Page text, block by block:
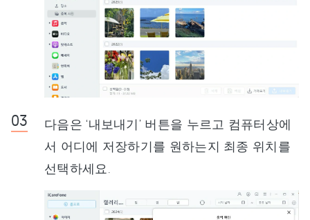
다음은 ‘내보내기’ 버튼을 누르고 컴퓨터상에
서 어디에 저장하기를 원하는지 최종 위치를
선택하세요.